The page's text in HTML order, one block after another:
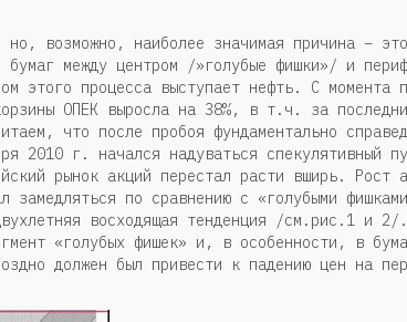
возможно, наиболее значимая причина – это
бумаг между центром /»голубые фишки»/ и
этого процесса выступает нефть. С момента
ОПЕК выросла на 38%, в т.ч. за
что после пробоя фундаментально
2010 г. начался надуваться спекулятивный
рынок акций перестал расти вширь. Рост
замедляться по сравнению с «голубыми
восходящая тенденция /см.рис.1 и 2/
«голубых фишек» и, в особенности, в
должен был привести к падению цен на